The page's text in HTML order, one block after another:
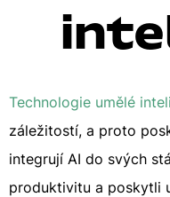
Technologie umělé
záležitostí, a proto
integrují AI do svých
produktivitu a poskytli